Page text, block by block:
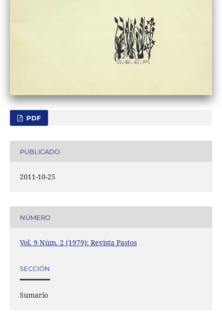
PDF
PUBLICADO
2011-10-25
NÚMERO
Vol. 9 Núm. 2 (1979): Revista Pastos
SECCIÓN
Sumario